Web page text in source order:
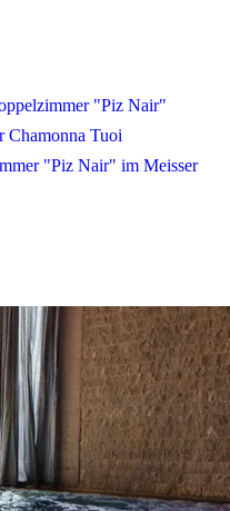
"Piz Nair"
Chamonna Tuoi
"Piz Nair" im Meisser